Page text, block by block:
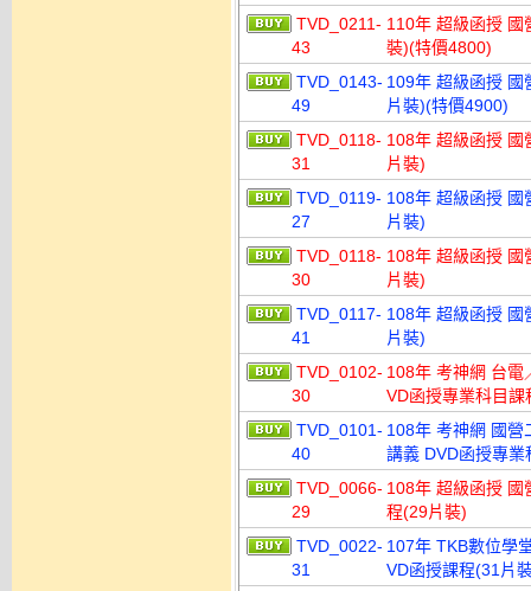
TVD_0211-
43
110年 超級函授 國
裝)(特價4800)
TVD_0143-
49
109年 超級函授 國
片裝)(特價4900)
TVD_0118-
31
108年 超級函授 國
片裝)
TVD_0119-
27
108年 超級函授 國
片裝)
TVD_0118-
30
108年 超級函授 國
片裝)
TVD_0117-
41
108年 超級函授 國
片裝)
TVD_0102-
30
108年 考神網 台電
VD函授專業科目課
TVD_0101-
40
108年 考神網 國營
講義 DVD函授專
TVD_0066-
29
108年 超級函授 國
程(29片裝)
TVD_0022-
31
107年 TKB數位學
VD函授課程(31片